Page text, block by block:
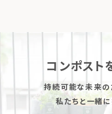
コンポスト
持続可能な未来の
私たちと一緒